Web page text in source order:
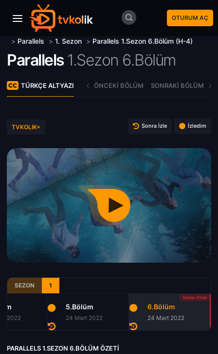
OTURUM AÇ
> Parallels > 1. Sezon > Parallels 1.Sezon 6.Bölüm (H-4)
Parallels 1.Sezon 6.Bölüm
TÜRKÇE ALTYAZI ÖNCEKI BÖLÜM SONRAKI BÖLÜM
TVKOLIK+ Sonra İzle İzledim
SEZON 1
2022
5.Bölüm
24 Mart 2022
6.Bölüm
24 Mart 2022
PARALLELS 1.SEZON 6.BÖLÜM ÖZETI